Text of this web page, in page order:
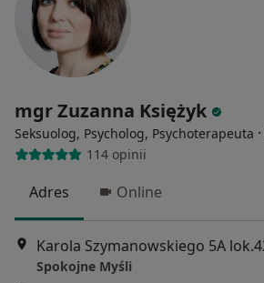
mgr Zuzanna Księżyk
Seksuolog, Psycholog, Psychoterapeuta ·
114 opinii
Adres Online
Spokojne Myśli